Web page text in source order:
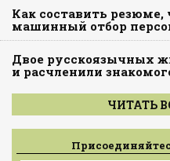
Как составить резюме,
машинный отбор
Двое русскоязычных
и расчленили
ЧИТАТЬ